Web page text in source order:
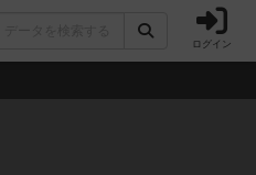
ログイン